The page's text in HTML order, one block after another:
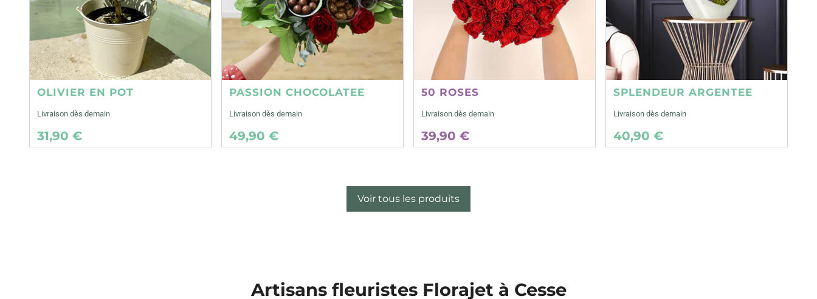
OLIVIER EN POT
Livraison dès demain
31,90 €
PASSION CHOCOLATEE
Livraison dès demain
49,90 €
50 ROSES
Livraison dès demain
39,90 €
SPLENDEUR ARGENTEE
Livraison dès demain
40,90 €
Voir tous les produits
Artisans fleuristes Florajet à Cesse